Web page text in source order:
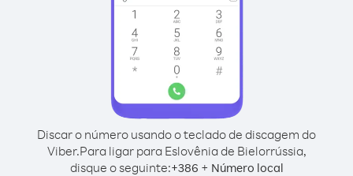
Discar o número usando o teclado de discagem do
Viber.Para ligar para Eslovênia de Bielorrússia,
disque o seguinte:+386 + Número local